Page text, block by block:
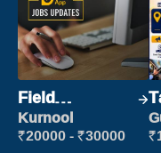
Field
Marketing
Executive
Kurnool
₹20000 - ₹30000